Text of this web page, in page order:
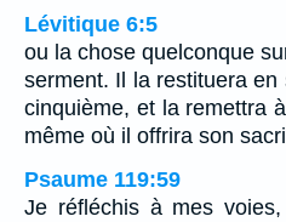
Lévitique 6:5
ou la chose quelconque
serment. Il la restituera
cinquième, et la remettra
même où il offrira son
Psaume 119:59
Je réfléchis à mes